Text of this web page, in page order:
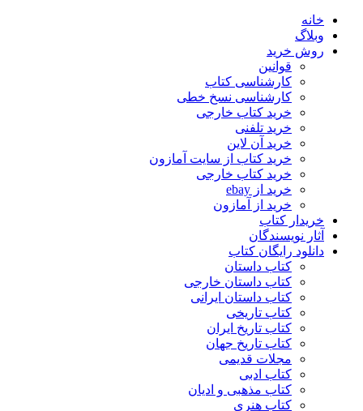
خانه
وبلاگ
روش خرید
قوانین
کارشناسی کتاب
کارشناسی نسخ خطی
خرید کتاب خارجی
خرید تلفنی
خرید آن لاین
خرید کتاب از سایت آمازون
خرید کتاب خارجی
خرید از ebay
خرید از آمازون
خریدار کتاب
آثار نویسندگان
دانلود رایگان کتاب
کتاب داستان
کتاب داستان خارجی
کتاب داستان ایرانی
کتاب تاریخی
کتاب تاریخ ایران
کتاب تاریخ جهان
مجلات قدیمی
کتاب ادبی
کتاب مذهبی و ادیان
کتاب هنری